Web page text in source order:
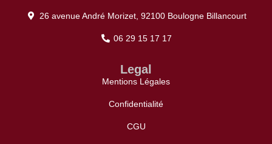
26 avenue André Morizet, 92100 Boulogne Billancourt
06 29 15 17 17
Legal
Mentions Légales
Confidentialité
CGU